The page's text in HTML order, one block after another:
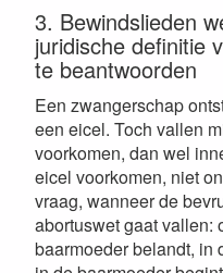
3. Bewindslieden
juridische definitie
te beantwoorden
Een zwangerschap
een eicel. Toch vallen
voorkomen, dan wel
eicel voorkomen, niet
vraag, wanneer de
abortuswet gaat vallen:
baarmoeder belandt, in